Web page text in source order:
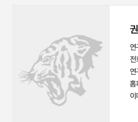
연
전
연
홈